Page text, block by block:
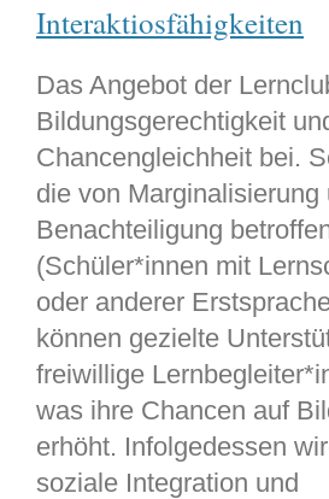
Interaktiosfähigkeiten
Das Angebot der
Bildungsgerechtigkeit
Chancengleichheit bei.
die von Marginalisierung
Benachteiligung
(Schüler*innen mit
oder anderer
können gezielte
freiwillige
was ihre Chancen auf
erhöht. Infolgedessen
soziale Integration und